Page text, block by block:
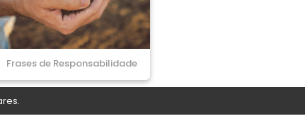
Frases de Responsabilidade